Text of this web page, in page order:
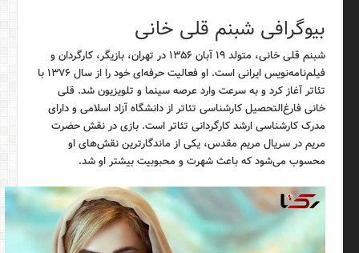
بیوگرافی شبنم قلی خانی
شبنم قلی خانی، متولد ۱۹ آبان ۱۳۵۶ در تهران، بازیگر، کارگردان و
فیلم‌نامه‌نویس ایرانی است. او فعالیت حرفه‌ای خود را از سال ۱۳۷۶ با
تئاتر آغاز کرد و به سرعت وارد عرصه سینما و تلویزیون شد. قلی
خانی فارغ‌التحصیل کارشناسی تئاتر از دانشگاه آزاد اسلامی و دارای
مدرک کارشناسی ارشد کارگردانی تئاتر است. بازی در نقش حضرت
مریم در سریال مریم مقدس، یکی از ماندگارترین نقش‌های او
محسوب می‌شود که باعث شهرت و محبوبیت بیشتر او شد.